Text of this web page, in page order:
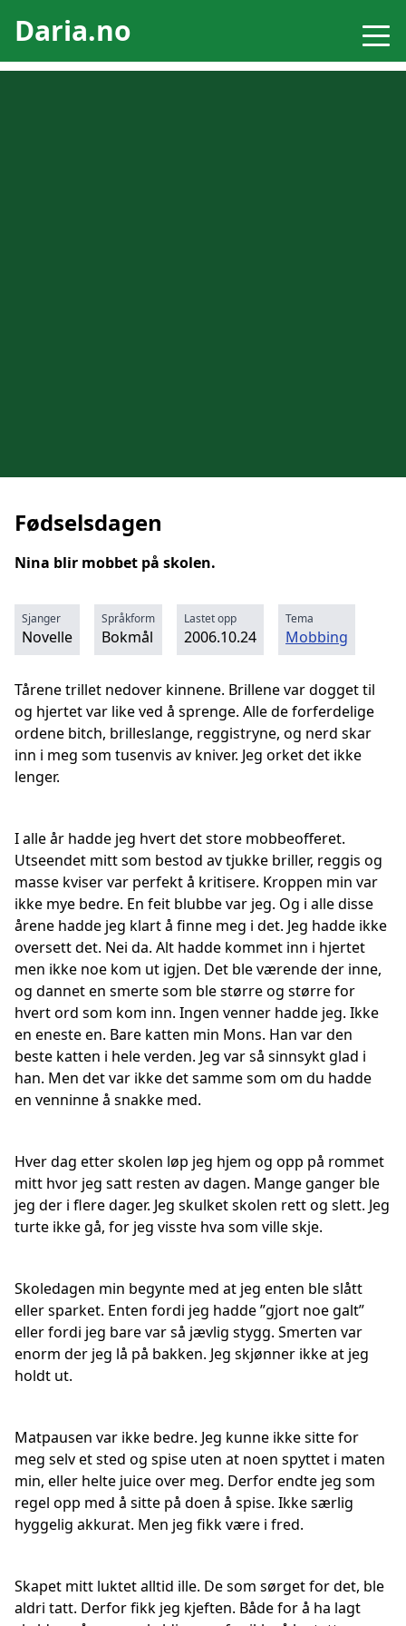
Daria.no
Fødselsdagen
Nina blir mobbet på skolen.
Sjanger
Novelle
Språkform
Bokmål
Lastet opp
2006.10.24
Tema
Mobbing
Tårene trillet nedover kinnene. Brillene var dogget til
og hjertet var like ved å sprenge. Alle de forferdelige
ordene bitch, brilleslange, reggistryne, og nerd skar
inn i meg som tusenvis av kniver. Jeg orket det ikke
lenger.
I alle år hadde jeg hvert det store mobbeofferet.
Utseendet mitt som bestod av tjukke briller, reggis og
masse kviser var perfekt å kritisere. Kroppen min var
ikke mye bedre. En feit blubbe var jeg. Og i alle disse
årene hadde jeg klart å finne meg i det. Jeg hadde ikke
oversett det. Nei da. Alt hadde kommet inn i hjertet
men ikke noe kom ut igjen. Det ble værende der inne,
og dannet en smerte som ble større og større for
hvert ord som kom inn. Ingen venner hadde jeg. Ikke
en eneste en. Bare katten min Mons. Han var den
beste katten i hele verden. Jeg var så sinnsykt glad i
han. Men det var ikke det samme som om du hadde
en venninne å snakke med.
Hver dag etter skolen løp jeg hjem og opp på rommet
mitt hvor jeg satt resten av dagen. Mange ganger ble
jeg der i flere dager. Jeg skulket skolen rett og slett. Jeg
turte ikke gå, for jeg visste hva som ville skje.
Skoledagen min begynte med at jeg enten ble slått
eller sparket. Enten fordi jeg hadde ”gjort noe galt”
eller fordi jeg bare var så jævlig stygg. Smerten var
enorm der jeg lå på bakken. Jeg skjønner ikke at jeg
holdt ut.
Matpausen var ikke bedre. Jeg kunne ikke sitte for
meg selv et sted og spise uten at noen spyttet i maten
min, eller helte juice over meg. Derfor endte jeg som
regel opp med å sitte på doen å spise. Ikke særlig
hyggelig akkurat. Men jeg fikk være i fred.
Skapet mitt luktet alltid ille. De som sørget for det, ble
aldri tatt. Derfor fikk jeg kjeften. Både for å ha lagt